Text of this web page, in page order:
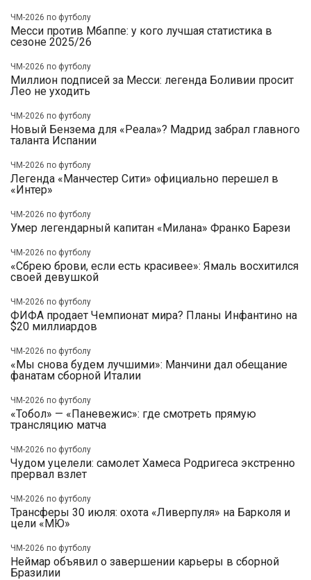
ЧМ-2026 по футболу
Месси против Мбаппе: у кого лучшая статистика в
сезоне 2025/26
ЧМ-2026 по футболу
Миллион подписей за Месси: легенда Боливии просит
Лео не уходить
ЧМ-2026 по футболу
Новый Бензема для «Реала»? Мадрид забрал главного
таланта Испании
ЧМ-2026 по футболу
Легенда «Манчестер Сити» официально перешел в
«Интер»
ЧМ-2026 по футболу
Умер легендарный капитан «Милана» Франко Барези
ЧМ-2026 по футболу
«Сбрею брови, если есть красивее»: Ямаль восхитился
своей девушкой
ЧМ-2026 по футболу
ФИФА продает Чемпионат мира? Планы Инфантино на
$20 миллиардов
ЧМ-2026 по футболу
«Мы снова будем лучшими»: Манчини дал обещание
фанатам сборной Италии
ЧМ-2026 по футболу
«Тобол» — «Паневежис»: где смотреть прямую
трансляцию матча
ЧМ-2026 по футболу
Чудом уцелели: самолет Хамеса Родригеса экстренно
прервал взлет
ЧМ-2026 по футболу
Трансферы 30 июля: охота «Ливерпуля» на Барколя и
цели «МЮ»
ЧМ-2026 по футболу
Неймар объявил о завершении карьеры в сборной
Бразилии